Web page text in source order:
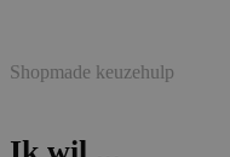
Shopmade keuzehulp